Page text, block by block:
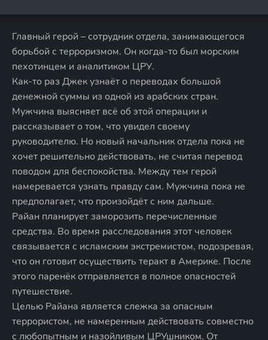
Главный герой – сотрудник отдела, занимающегося
борьбой с терроризмом. Он когда-то был морским
пехотинцем и аналитиком ЦРУ.
Как-то раз Джек узнаёт о переводах большой
денежной суммы из одной из арабских стран.
Мужчина выясняет всё об этой операции и
рассказывает о том, что увидел своему
руководителю. Но новый начальник отдела пока не
хочет решительно действовать, не считая перевод
поводом для беспокойства. Между тем герой
намеревается узнать правду сам. Мужчина пока не
предполагает, что произойдёт с ним дальше.
Райан планирует заморозить перечисленные
средства. Во время расследования этот человек
связывается с исламским экстремистом, подозревая,
что он готовит осуществить теракт в Америке. После
этого паренёк отправляется в полное опасностей
путешествие.
Целью Райана является слежка за опасным
террористом, не намеренным действовать совместно
с любопытным и назойливым ЦРУшником. От